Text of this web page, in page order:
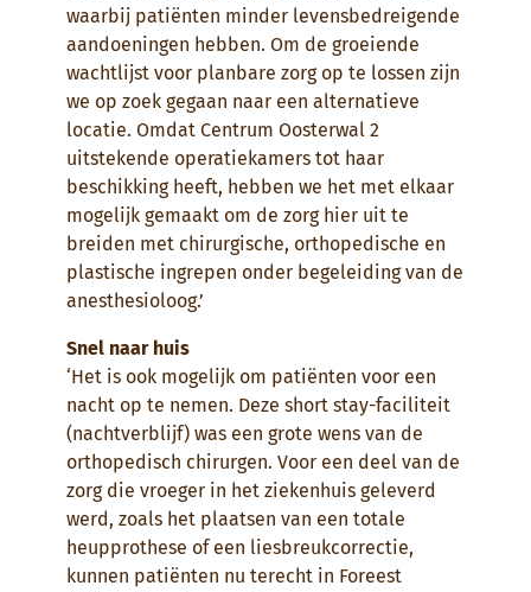
waarbij patiënten minder levensbedreigende
aandoeningen hebben. Om de groeiende
wachtlijst voor planbare zorg op te lossen zijn
we op zoek gegaan naar een alternatieve
locatie. Omdat Centrum Oosterwal 2
uitstekende operatiekamers tot haar
beschikking heeft, hebben we het met elkaar
mogelijk gemaakt om de zorg hier uit te
breiden met chirurgische, orthopedische en
plastische ingrepen onder begeleiding van de
anesthesioloog.’
Snel naar huis
‘Het is ook mogelijk om patiënten voor een
nacht op te nemen. Deze short stay-faciliteit
(nachtverblijf) was een grote wens van de
orthopedisch chirurgen. Voor een deel van de
zorg die vroeger in het ziekenhuis geleverd
werd, zoals het plaatsen van een totale
heupprothese of een liesbreukcorrectie,
kunnen patiënten nu terecht in Foreest